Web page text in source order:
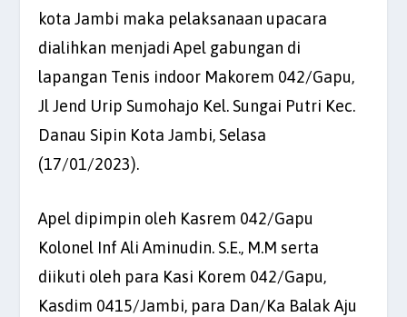
kota Jambi maka pelaksanaan upacara
dialihkan menjadi Apel gabungan di
lapangan Tenis indoor Makorem 042/Gapu,
Jl Jend Urip Sumohajo Kel. Sungai Putri Kec.
Danau Sipin Kota Jambi, Selasa
(17/01/2023).
Apel dipimpin oleh Kasrem 042/Gapu
Kolonel Inf Ali Aminudin. S.E., M.M serta
diikuti oleh para Kasi Korem 042/Gapu,
Kasdim 0415/Jambi, para Dan/Ka Balak Aju